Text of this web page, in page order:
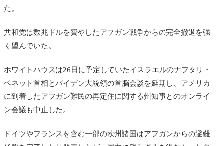
た。
共和党は数兆ドルを費やしたアフガン戦争からの完全撤退を強
く望んでいた。
ホワイトハウスは26日に予定していたイスラエルのナフタリ・
ベネット首相とバイデン大統領の首脳会談を延期し、アメリカ
に到着したアフガン難民の再定住に関する州知事とのオンライ
ン会議も中止した。
ドイツやフランスを含む一部の欧州諸国はアフガンからの避難